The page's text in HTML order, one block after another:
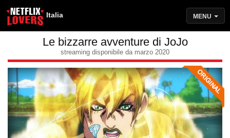
Italia MENU
Le bizzarre avventure di JoJo
streaming disponibile da marzo 2020